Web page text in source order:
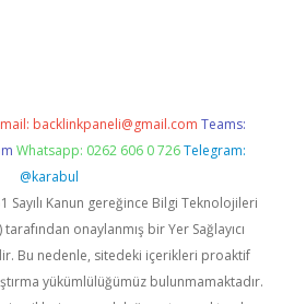
backlinkpaneli@gmail.com Teams:
Whatsapp: 0262 606 0 726 Telegram:
@karabul
Sayılı Kanun gereğince Bilgi Teknolojileri
onaylanmış bir Yer Sağlayıcı
Bu nedenle, sitedeki içerikleri proaktif
yükümlülüğümüz bulunmamaktadır.